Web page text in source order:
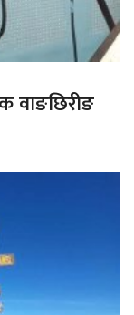
वाङछिरीङ